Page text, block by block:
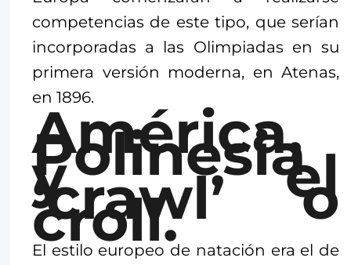
competencias de este tipo, que serían
incorporadas a las Olimpiadas en su
primera versión moderna, en Atenas,
en 1896.
América,
Polinesia
y el
‘crawl’ o
croll.
El estilo europeo de natación era el de